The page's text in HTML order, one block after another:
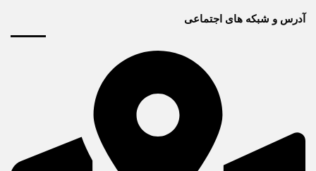
آدرس و شبکه های اجتماعی